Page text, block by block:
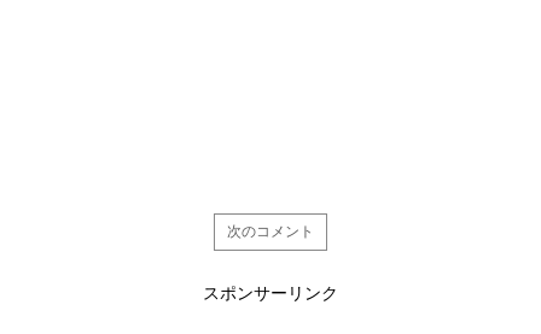
次のコメント
スポンサーリンク